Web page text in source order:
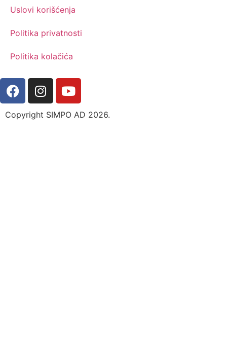
Uslovi korišćenja
Politika privatnosti
Politika kolačića
Copyright SIMPO AD 2026.